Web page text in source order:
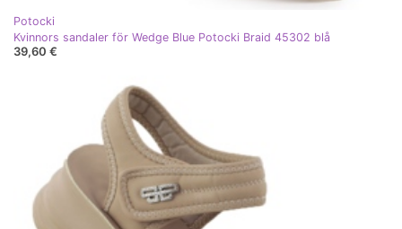
Potocki
Kvinnors sandaler för Wedge Blue Potocki Braid 45302 blå
39,60 €